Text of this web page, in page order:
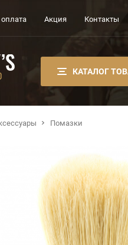
Акция Контакты
КАТАЛОГ
Помазки